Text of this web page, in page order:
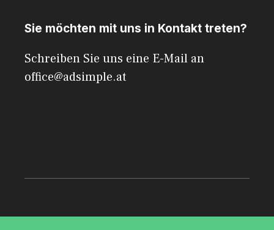
Sie möchten mit uns in Kontakt treten?
Schreiben Sie uns eine E-Mail an
office@adsimple.at